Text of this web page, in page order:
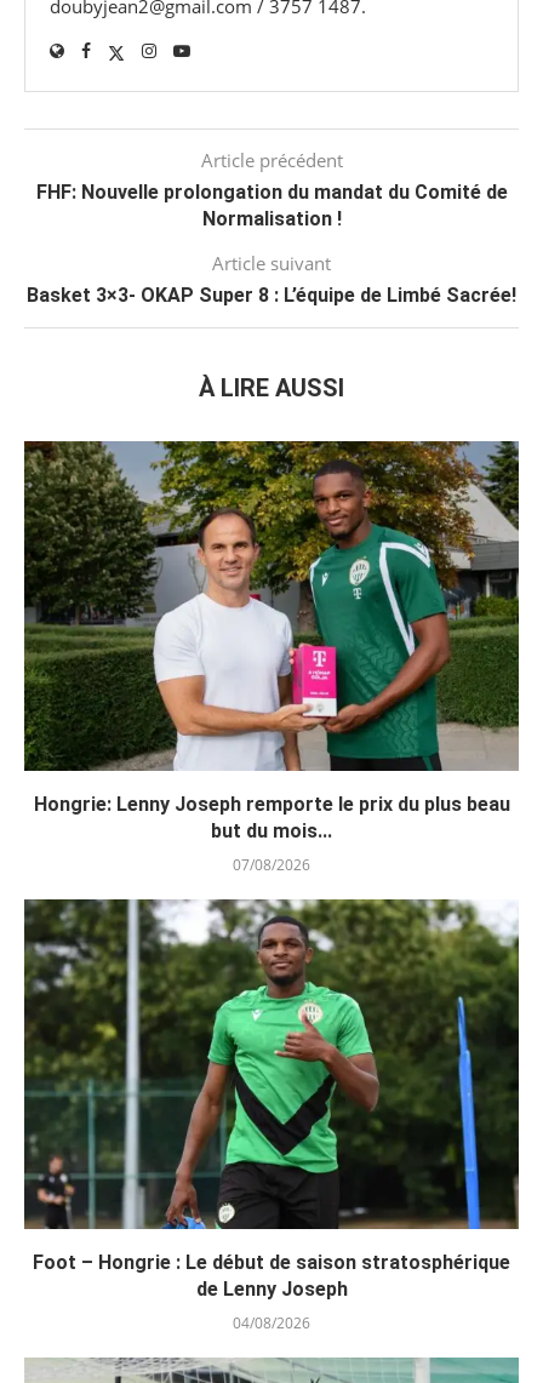
doubyjean2@gmail.com / 3757 1487.
Article précédent
FHF: Nouvelle prolongation du mandat du Comité de
Normalisation !
Article suivant
Basket 3×3- OKAP Super 8 : L’équipe de Limbé Sacrée!
À LIRE AUSSI
Hongrie: Lenny Joseph remporte le prix du plus beau
but du mois...
07/08/2026
Foot – Hongrie : Le début de saison stratosphérique
de Lenny Joseph
04/08/2026